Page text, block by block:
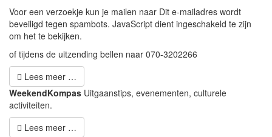
Voor een verzoekje kun je mailen naar Dit e-mailadres wordt
beveiligd tegen spambots. JavaScript dient ingeschakeld te zijn
om het te bekijken.
of tijdens de uitzending bellen naar 070-3202266
Lees meer …
WeekendKompas Uitgaanstips, evenementen, culturele
activiteiten.
Lees meer …